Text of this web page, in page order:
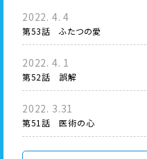
2022. 4. 4
第53話 ふたつの愛
2022. 4. 1
第52話 誤解
2022. 3.31
第51話 医術の心